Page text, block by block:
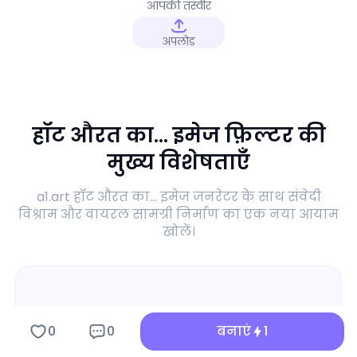
आपकी तस्वीर
अपलोड
हॉट औरत का... इमेज फ़िल्टर की
मुख्य विशेषताएँ
a1.art हॉट औरत का... इमेज जनरेटर के साथ संवेदी
विश्राम और वायरल सामग्री निर्माण का एक नया आयाम
खोलें।
0 0 बनाएं 1